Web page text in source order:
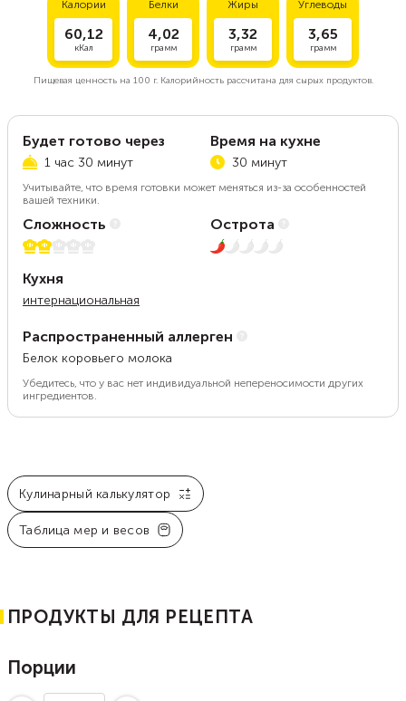
Калории
60,12
кКал
Белки
4,02
грамм
Жиры
3,32
грамм
Углеводы
3,65
грамм
Пищевая ценность на 100 г.Калорийность рассчитана для сырых продуктов.
Будет готово через
1 час 30 минут
Время на кухне
30 минут
Учитывайте, что время готовки может меняться из-за особенностей
вашей техники.
Сложность
2 из 5
Острота
1 из 5
Кухня
интернациональная
Распространенный аллерген
Белок коровьего молока
Убедитесь, что у вас нет индивидуальной непереносимости других
ингредиентов.
Кулинарный калькулятор
Таблица мер и весов
ПРОДУКТЫ ДЛЯ РЕЦЕПТА
Порции